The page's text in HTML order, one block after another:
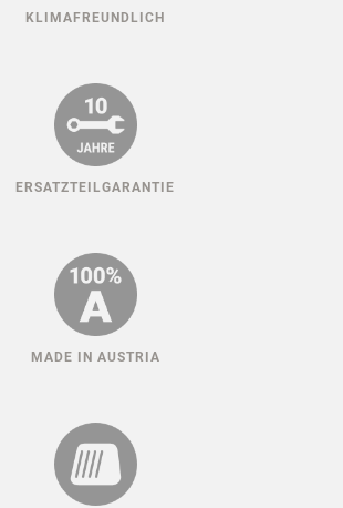
KLIMAFREUNDLICH
ERSATZTEILGARANTIE
MADE IN AUSTRIA